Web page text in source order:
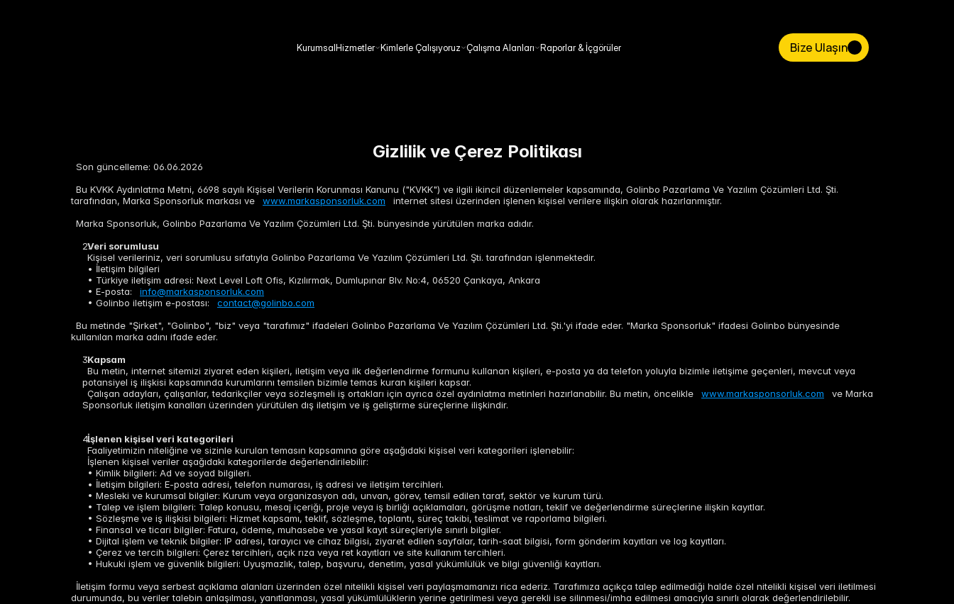
KurumsalHizmetler Kimlerle Çalışıyoruz Çalışma Alanları Raporlar & İçgörüler
Bize Ulaşın
Bize Ulaşın
Gizlilik ve Çerez Politikası
Son güncelleme: 06.06.2026
Bu KVKK Aydınlatma Metni, 6698 sayılı Kişisel Verilerin Korunması Kanunu ("KVKK") ve ilgili ikincil düzenlemeler kapsamında, Golinbo Pazarlama Ve Yazılım Çözümleri Ltd. Şti.
tarafından, Marka Sponsorluk markası ve
www.markasponsorluk.com
internet sitesi üzerinden işlenen kişisel verilere ilişkin olarak hazırlanmıştır.
Marka Sponsorluk, Golinbo Pazarlama Ve Yazılım Çözümleri Ltd. Şti. bünyesinde yürütülen marka adıdır.
Veri sorumlusu
Kişisel verileriniz, veri sorumlusu sıfatıyla Golinbo Pazarlama Ve Yazılım Çözümleri Ltd. Şti. tarafından işlenmektedir.
• İletişim bilgileri
• Türkiye iletişim adresi: Next Level Loft Ofis, Kızılırmak, Dumlupınar Blv. No:4, 06520 Çankaya, Ankara
• E-posta:
info@markasponsorluk.com
• Golinbo iletişim e-postası:
contact@golinbo.com
Bu metinde "Şirket", "Golinbo", "biz" veya "tarafımız" ifadeleri Golinbo Pazarlama Ve Yazılım Çözümleri Ltd. Şti.'yi ifade eder. "Marka Sponsorluk" ifadesi Golinbo bünyesinde
kullanılan marka adını ifade eder.
Kapsam
Bu metin, internet sitemizi ziyaret eden kişileri, iletişim veya ilk değerlendirme formunu kullanan kişileri, e-posta ya da telefon yoluyla bizimle iletişime geçenleri, mevcut veya
potansiyel iş ilişkisi kapsamında kurumlarını temsilen bizimle temas kuran kişileri kapsar.
Çalışan adayları, çalışanlar, tedarikçiler veya sözleşmeli iş ortakları için ayrıca özel aydınlatma metinleri hazırlanabilir. Bu metin, öncelikle
www.markasponsorluk.com
ve Marka
Sponsorluk iletişim kanalları üzerinden yürütülen dış iletişim ve iş geliştirme süreçlerine ilişkindir.
İşlenen kişisel veri kategorileri
Faaliyetimizin niteliğine ve sizinle kurulan temasın kapsamına göre aşağıdaki kişisel veri kategorileri işlenebilir:
İşlenen kişisel veriler aşağıdaki kategorilerde değerlendirilebilir:
• Kimlik bilgileri: Ad ve soyad bilgileri.
• İletişim bilgileri: E-posta adresi, telefon numarası, iş adresi ve iletişim tercihleri.
• Mesleki ve kurumsal bilgiler: Kurum veya organizasyon adı, unvan, görev, temsil edilen taraf, sektör ve kurum türü.
• Talep ve işlem bilgileri: Talep konusu, mesaj içeriği, proje veya iş birliği açıklamaları, görüşme notları, teklif ve değerlendirme süreçlerine ilişkin kayıtlar.
• Sözleşme ve iş ilişkisi bilgileri: Hizmet kapsamı, teklif, sözleşme, toplantı, süreç takibi, teslimat ve raporlama bilgileri.
• Finansal ve ticari bilgiler: Fatura, ödeme, muhasebe ve yasal kayıt süreçleriyle sınırlı bilgiler.
• Dijital işlem ve teknik bilgiler: IP adresi, tarayıcı ve cihaz bilgisi, ziyaret edilen sayfalar, tarih-saat bilgisi, form gönderim kayıtları ve log kayıtları.
• Çerez ve tercih bilgileri: Çerez tercihleri, açık rıza veya ret kayıtları ve site kullanım tercihleri.
• Hukuki işlem ve güvenlik bilgileri: Uyuşmazlık, talep, başvuru, denetim, yasal yükümlülük ve bilgi güvenliği kayıtları.
İletişim formu veya serbest açıklama alanları üzerinden özel nitelikli kişisel veri paylaşmamanızı rica ederiz. Tarafımıza açıkça talep edilmediği halde özel nitelikli kişisel veri iletilmesi
durumunda, bu veriler talebin anlaşılması, yanıtlanması, yasal yükümlülüklerin yerine getirilmesi veya gerekli ise silinmesi/imha edilmesi amacıyla sınırlı olarak değerlendirilebilir.